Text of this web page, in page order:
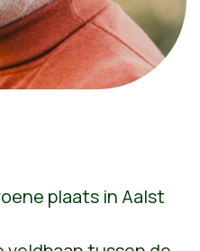
plaats in Aalst